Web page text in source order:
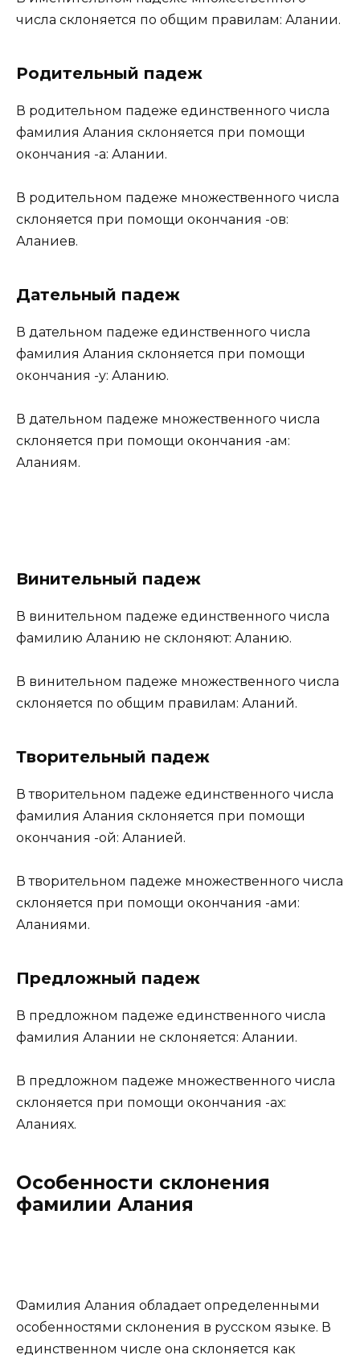
числа склоняется по общим правилам: Алании.
Родительный падеж
В родительном падеже единственного числа
фамилия Алания склоняется при помощи
окончания -а: Алании.
В родительном падеже множественного числа
склоняется при помощи окончания -ов:
Аланиев.
Дательный падеж
В дательном падеже единственного числа
фамилия Алания склоняется при помощи
окончания -у: Аланию.
В дательном падеже множественного числа
склоняется при помощи окончания -ам:
Аланиям.
Винительный падеж
В винительном падеже единственного числа
фамилию Аланию не склоняют: Аланию.
В винительном падеже множественного числа
склоняется по общим правилам: Аланий.
Творительный падеж
В творительном падеже единственного числа
фамилия Алания склоняется при помощи
окончания -ой: Аланией.
В творительном падеже множественного числа
склоняется при помощи окончания -ами:
Аланиями.
Предложный падеж
В предложном падеже единственного числа
фамилия Алании не склоняется: Алании.
В предложном падеже множественного числа
склоняется при помощи окончания -ах:
Аланиях.
Особенности склонения
фамилии Алания
Фамилия Алания обладает определенными
особенностями склонения в русском языке. В
единственном числе она склоняется как